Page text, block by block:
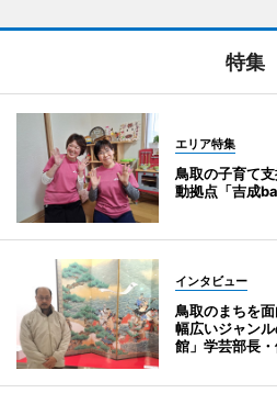
特集
エリア特集
鳥取の子育て
動拠点「吉成
インタビュー
鳥取のまちを
幅広いジャン
館」学芸部長